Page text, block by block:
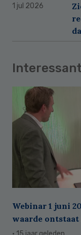
1 jul 2026
Webinar 1 juni
waarde ontstaat